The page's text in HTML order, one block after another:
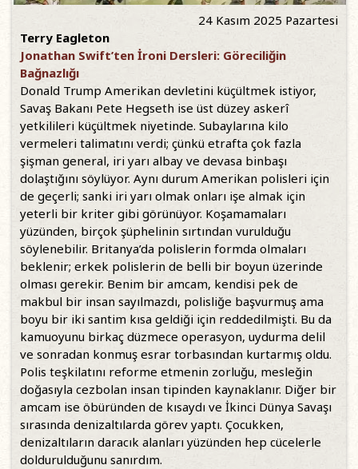
24 Kasım 2025 Pazartesi
Terry Eagleton
Jonathan Swift’ten İroni Dersleri: Göreciliğin
Bağnazlığı
Donald Trump Amerikan devletini küçültmek istiyor,
Savaş Bakanı Pete Hegseth ise üst düzey askerî
yetkilileri küçültmek niyetinde. Subaylarına kilo
vermeleri talimatını verdi; çünkü etrafta çok fazla
şişman general, iri yarı albay ve devasa binbaşı
dolaştığını söylüyor. Aynı durum Amerikan polisleri için
de geçerli; sanki iri yarı olmak onları işe almak için
yeterli bir kriter gibi görünüyor. Koşamamaları
yüzünden, birçok şüphelinin sırtından vurulduğu
söylenebilir. Britanya’da polislerin formda olmaları
beklenir; erkek polislerin de belli bir boyun üzerinde
olması gerekir. Benim bir amcam, kendisi pek de
makbul bir insan sayılmazdı, polisliğe başvurmuş ama
boyu bir iki santim kısa geldiği için reddedilmişti. Bu da
kamuoyunu birkaç düzmece operasyon, uydurma delil
ve sonradan konmuş esrar torbasından kurtarmış oldu.
Polis teşkilatını reforme etmenin zorluğu, mesleğin
doğasıyla cezbolan insan tipinden kaynaklanır. Diğer bir
amcam ise öbüründen de kısaydı ve İkinci Dünya Savaşı
sırasında denizaltılarda görev yaptı. Çocukken,
denizaltıların daracık alanları yüzünden hep cücelerle
doldurulduğunu sanırdım.